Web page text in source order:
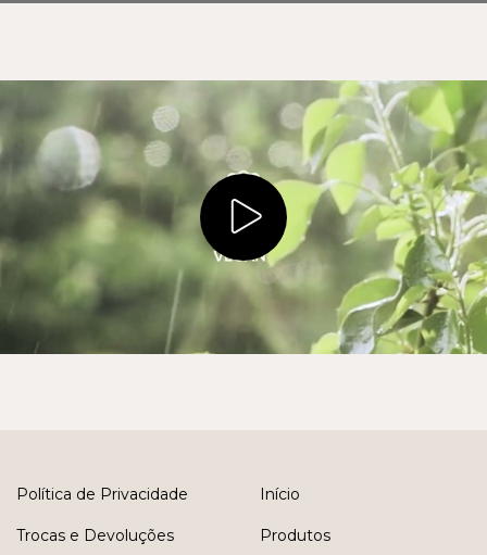
Política de Privacidade
Trocas e Devoluções
Início
Produtos